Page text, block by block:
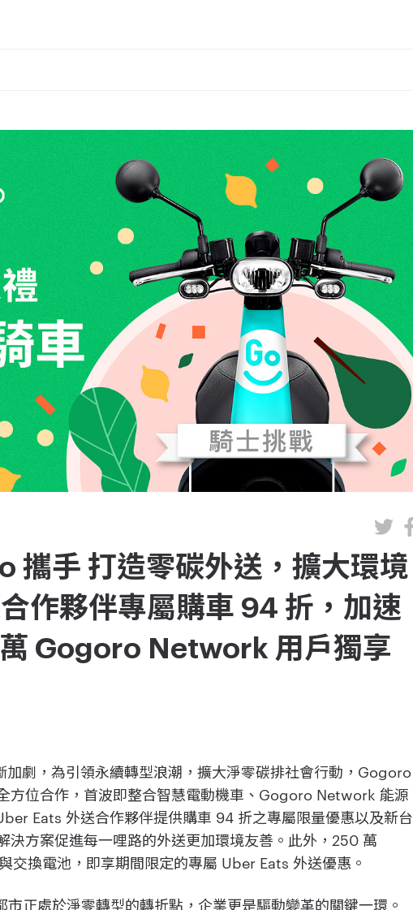
攜手 打造零碳外送，擴大環境
作夥伴專屬購車 94 折，加速
Gogoro Network 用戶獨享
劇，為引領永續轉型浪潮，擴大淨零碳排社會行動，Gogoro
方位合作，首波即整合智慧電動機車、Gogoro Network 能源
Eats 外送合作夥伴提供購車 94 折之專屬限量優惠以及新台
方案促進每一哩路的外送更加環境友善。此外，250 萬
換電池，即享期間限定的專屬 Uber Eats 外送優惠。
正處於淨零轉型的轉折點，企業更是驅動變革的關鍵一環。